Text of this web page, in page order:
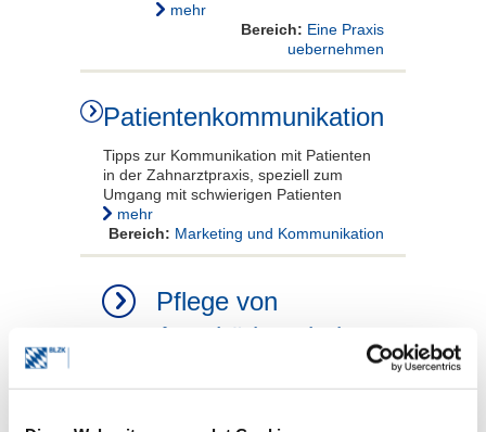
mehr
Bereich: Eine Praxis
uebernehmen
Patientenkommunikation
Tipps zur Kommunikation mit Patienten
in der Zahnarztpraxis, speziell zum
Umgang mit schwierigen Patienten
mehr
Bereich: Marketing und Kommunikation
Pflege von
Angehörigen bei